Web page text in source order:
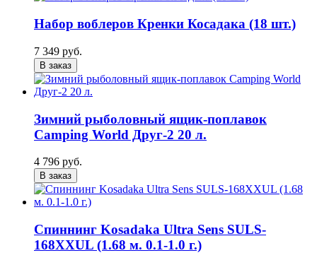
Набор воблеров Кренки Косадака (18 шт.)
7 349 руб.
В заказ
Зимний рыболовный ящик-поплавок
Camping World Друг-2 20 л.
4 796 руб.
В заказ
Спиннинг Kosadaka Ultra Sens SULS-
168XXUL (1.68 м. 0.1-1.0 г.)